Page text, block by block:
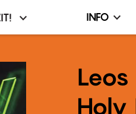
Infó,
menü
INFO
Holy